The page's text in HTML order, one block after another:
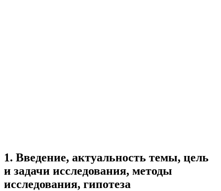
1. Введение, актуальность темы, цель
и задачи исследования, методы
исследования, гипотеза